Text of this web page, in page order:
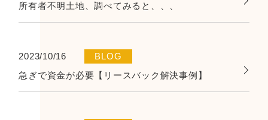
所有者不明土地、調べてみると、、、
2023/10/16
BLOG
急ぎで資金が必要【リースバック解決事例】